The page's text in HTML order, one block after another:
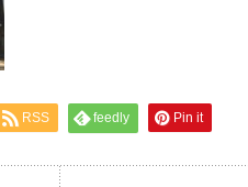
RSS feedly Pin it